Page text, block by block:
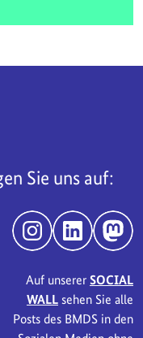
Sie uns auf:
InstagramLinkedIn
Auf unserer SOCIAL
WALLsehen Sie alle
Posts des BMDS in den